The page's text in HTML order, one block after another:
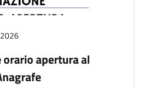
apertura al